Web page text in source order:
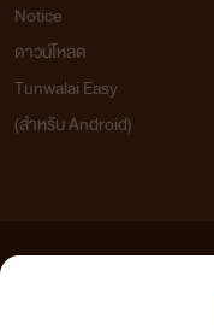
Notice
ดาวน์โหลด
Tunwalai Easy
(สำหรับ Android)
เว็บไซต์แห่งนี้ไม่ได้เห็นด้วยและไม่ขอรั
วิจารณญาณในการกลั่นกรองด้วยตนเอ